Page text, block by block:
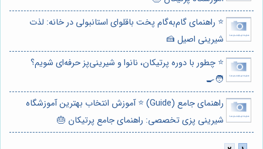
⭐️ راهنمای گام‌به‌گام پخت باقلوای استانبولی در خانه: لذت
شیرینی اصیل 🍰
⭐️ چطور با دوره پرتیکان، نانوا و شیرینی‌پز حرفه‌ای شویم؟
🧑‍🍳
راهنمای جامع (Guide) ⭐️ آموزش انتخاب بهترین آموزشگاه
شیرینی پزی تخصصی: راهنمای جامع پرتیکان 🎂